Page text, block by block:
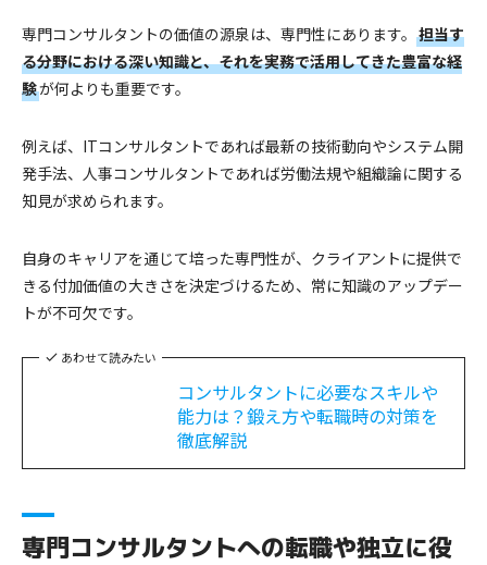
専門コンサルタントの価値の源泉は、専門性にあります。 担当す
る分野における深い知識と、それを実務で活用してきた豊富な経
験が何よりも重要です。
例えば、ITコンサルタントであれば最新の技術動向やシステム開
発手法、人事コンサルタントであれば労働法規や組織論に関する
知見が求められます。
自身のキャリアを通じて培った専門性が、クライアントに提供で
きる付加価値の大きさを決定づけるため、常に知識のアップデー
トが不可欠です。
あわせて読みたい
コンサルタントに必要なスキルや
能力は？鍛え方や転職時の対策を
徹底解説
専門コンサルタントへの転職や独立に役